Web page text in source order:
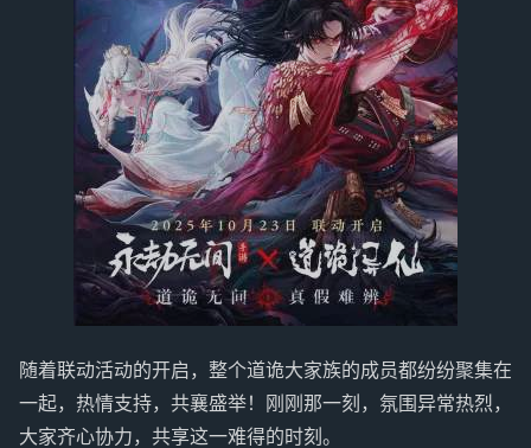
随着联动活动的开启，整个道诡大家族的成员都纷纷聚集在
一起，热情支持，共襄盛举！刚刚那一刻，氛围异常热烈，
大家齐心协力，共享这一难得的时刻。